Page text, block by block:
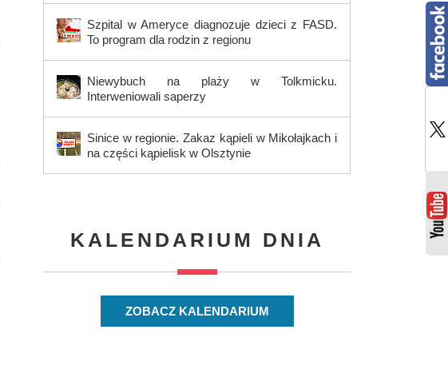
Szpital w Ameryce diagnozuje dzieci z FASD.
To program dla rodzin z regionu
Niewybuch na plaży w Tolkmicku.
Interweniowali saperzy
Sinice w regionie. Zakaz kąpieli w Mikołajkach i
na części kąpielisk w Olsztynie
KALENDARIUM DNIA
ZOBACZ KALENDARIUM